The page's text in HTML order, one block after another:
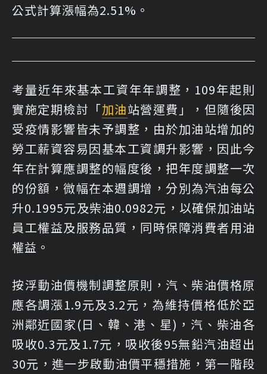
公式計算漲幅為2.51%。
考量近年來基本工資年年調整，109年起則
實施定期檢討「加油站營運費」，但隨後因
受疫情影響皆未予調整，由於加油站增加的
勞工薪資容易因基本工資調升影響，因此今
年在計算應調整的幅度後，把年度調整一次
的份額，微幅在本週調增，分別為汽油每公
升0.1995元及柴油0.0982元，以確保加油站
員工權益及服務品質，同時保障消費者用油
權益。
按浮動油價機制調整原則，汽、柴油價格原
應各調漲1.9元及3.2元，為維持價格低於亞
洲鄰近國家(日、韓、港、星)，汽、柴油各
吸收0.3元及1.7元，吸收後95無鉛汽油超出
30元，進一步啟動油價平穩措施，第一階段